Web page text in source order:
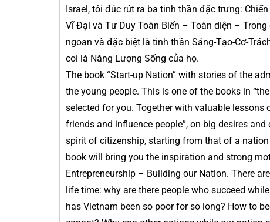
Israel, tôi đúc rút ra ba tinh thần đặc trưng:
Vĩ Đại và Tư Duy Toàn Biến – Toàn diện –
ngoan và đặc biệt là tinh thần Sáng-Tạo-Cơ-
coi là Năng Lượng Sống của họ.
The book “Start-up Nation” with stories of the
the young people. This is one of the books in
selected for you. Together with valuable
friends and influence people”, on big desires
spirit of citizenship, starting from that of a
book will bring you the inspiration and strong
Entrepreneurship – Building our Nation. There
life time: why are there people who succeed
has Vietnam been so poor for so long? How to